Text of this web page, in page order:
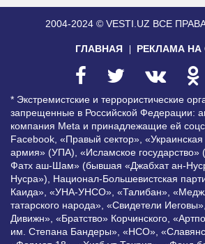
2004-2024 © VESTI.UZ ВСЕ
ГЛАВНАЯ РЕКЛАМА НА
* Экстремистские и террористические
запрещенные в Российской Федерации:
компания Meta и принадлежащие ей
Facebook, «Правый сектор», «Украинская
армия» (УПА), «Исламское
Фатх аш-Шам» (бывшая «Джабхат ан-
Нусра»), Национал-Большевистская
Каида», «УНА-УНСО», «Талибан»,
татарского народа», «Свидетели
Дивижн», «Братство» Корчинского,
им. Степана Бандеры», «НСО»,